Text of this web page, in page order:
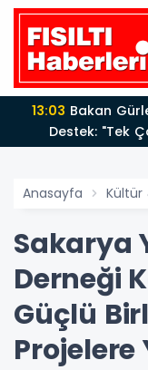
13:03
Destek: "Tek
Anasayfa Kültür
Sakarya
Derneği
Güçlü
Projelere